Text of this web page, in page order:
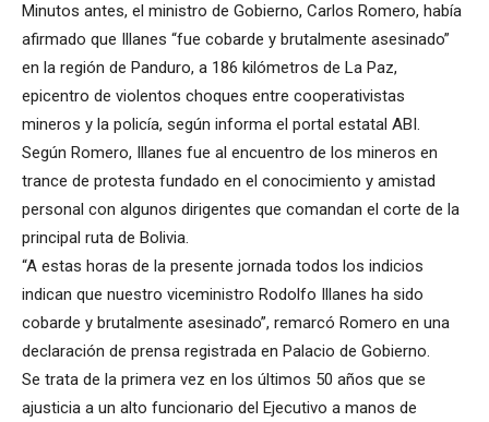
Minutos antes, el ministro de Gobierno, Carlos Romero, había
afirmado que Illanes “fue cobarde y brutalmente asesinado”
en la región de Panduro, a 186 kilómetros de La Paz,
epicentro de violentos choques entre cooperativistas
mineros y la policía, según informa el portal estatal ABI.
Según Romero, Illanes fue al encuentro de los mineros en
trance de protesta fundado en el conocimiento y amistad
personal con algunos dirigentes que comandan el corte de la
principal ruta de Bolivia.
“A estas horas de la presente jornada todos los indicios
indican que nuestro viceministro Rodolfo Illanes ha sido
cobarde y brutalmente asesinado”, remarcó Romero en una
declaración de prensa registrada en Palacio de Gobierno.
Se trata de la primera vez en los últimos 50 años que se
ajusticia a un alto funcionario del Ejecutivo a manos de